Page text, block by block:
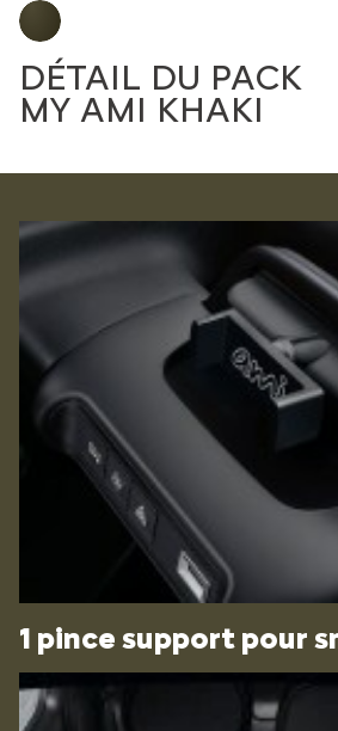
DÉTAIL DU PACK
MY AMI KHAKI
1 pince support pour